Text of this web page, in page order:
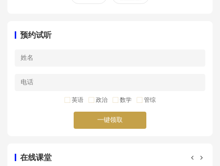
预约试听
英语 政治 数学 管综
一键领取
在线课堂